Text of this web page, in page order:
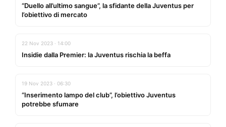
“Duello all’ultimo sangue”, la sfidante della Juventus per
l’obiettivo di mercato
22 Nov 2023 · 14:00
Insidie dalla Premier: la Juventus rischia la beffa
19 Nov 2023 · 06:30
“Inserimento lampo del club”, l’obiettivo Juventus
potrebbe sfumare